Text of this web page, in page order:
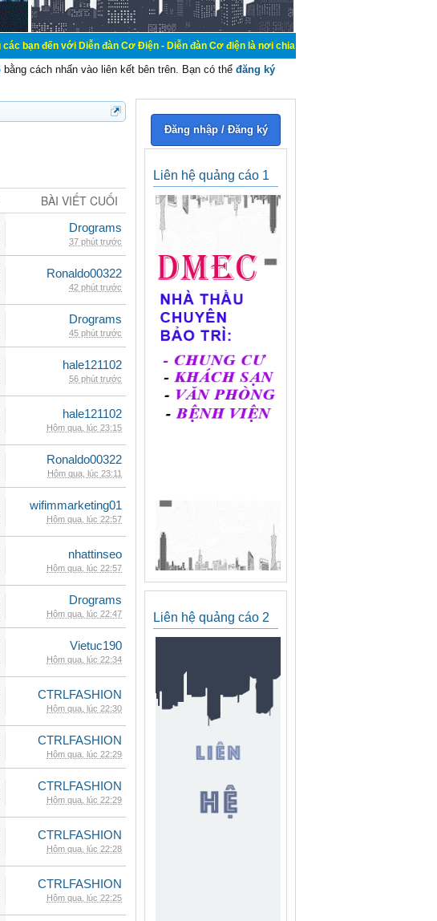
với Diễn đàn Cơ Điện - Diễn đàn Cơ điện là nơi chia sẽ kiến thức kinh nghiệm trong lãnh
bằng cách nhấn vào liên kết bên trên. Bạn có thể đăng ký
BÀI VIẾT CUỐI
Drograms
37 phút trước
Ronaldo00322
42 phút trước
Drograms
45 phút trước
hale121102
56 phút trước
hale121102
Hôm qua, lúc 23:15
Ronaldo00322
Hôm qua, lúc 23:11
wifimmarketing01
Hôm qua, lúc 22:57
nhattinseo
Hôm qua, lúc 22:57
Drograms
Hôm qua, lúc 22:47
Vietuc190
Hôm qua, lúc 22:34
CTRLFASHION
Hôm qua, lúc 22:30
CTRLFASHION
Hôm qua, lúc 22:29
CTRLFASHION
Hôm qua, lúc 22:29
CTRLFASHION
Hôm qua, lúc 22:28
CTRLFASHION
Hôm qua, lúc 22:25
Đăng nhập / Đăng ký
Liên hệ quảng cáo 1
Liên hệ quảng cáo 2